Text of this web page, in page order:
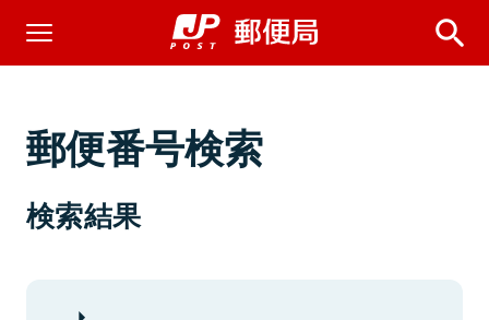
郵便番号検索
検索結果